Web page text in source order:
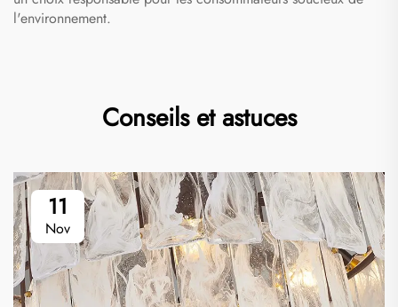
l'environnement.
Conseils et astuces
11
Nov